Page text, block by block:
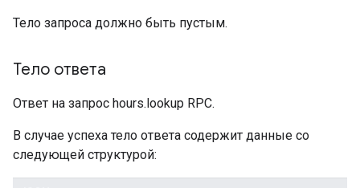
Тело запроса должно быть пустым.
Тело ответа
Ответ на запрос hours.lookup RPC.
В случае успеха тело ответа содержит данные со
следующей структурой: